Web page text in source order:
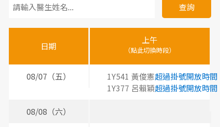
診
醫
時
查詢
日期
上午
（點此切換時段）
08/07（五） 1Y541 黃俊憲超過掛號開放時間
1Y377 呂賴穎超過掛號開放時間
08/08（六）